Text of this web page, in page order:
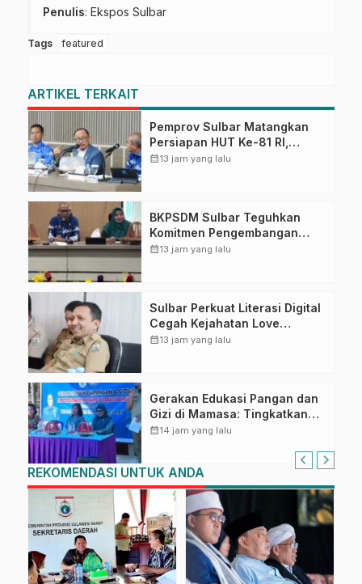
Penulis: Ekspos Sulbar
Tags featured
ARTIKEL TERKAIT
Pemprov Sulbar Matangkan
Persiapan HUT Ke-81 RI,
Puncak Upacara di Lapangan
calendar_month13 jam yang lalu
BKPSDM Sulbar Teguhkan
Komitmen Pengembangan
Kompetensi ASN melalui
calendar_month13 jam yang lalu
Sulbar Perkuat Literasi Digital
Cegah Kejahatan Love
Scamming
calendar_month13 jam yang lalu
Gerakan Edukasi Pangan dan
Gizi di Mamasa: Tingkatkan
Pengetahuan dan
calendar_month14 jam yang lalu
REKOMENDASI UNTUK ANDA